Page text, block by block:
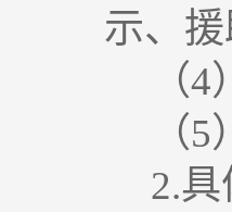
示、
（
（
2.具